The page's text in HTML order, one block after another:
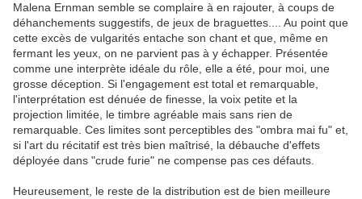
Malena Ernman semble se complaire à en rajouter, à coups de
déhanchements suggestifs, de jeux de braguettes.... Au point que
cette excès de vulgarités entache son chant et que, même en
fermant les yeux, on ne parvient pas à y échapper. Présentée
comme une interprète idéale du rôle, elle a été, pour moi, une
grosse déception. Si l'engagement est total et remarquable,
l'interprétation est dénuée de finesse, la voix petite et la
projection limitée, le timbre agréable mais sans rien de
remarquable. Ces limites sont perceptibles des "ombra mai fu" et,
si l'art du récitatif est très bien maîtrisé, la débauche d'effets
déployée dans "crude furie" ne compense pas ces défauts.
Heureusement, le reste de la distribution est de bien meilleure